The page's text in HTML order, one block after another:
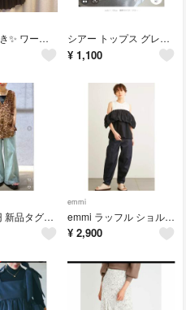
新品タグ付き✨ ワークマン 撥水ライトプリーツスカート シアー トップス グレー apres jour mignon
¥ 1,100
定価5500円 新品タグ付き✨ LEPSIM ニュアンス柄 レーシーベスト
emmi
emmi ラッフル ショルダー 撥水 ブラウス
¥ 2,900